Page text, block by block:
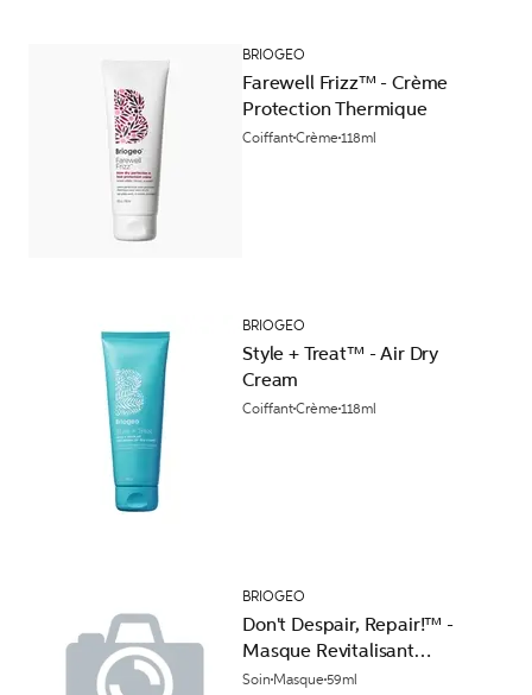
BRIOGEO
Farewell Frizz™ - Crème
Protection Thermique
CoiffantCrème118ml
BRIOGEO
Style + Treat™ - Air Dry
Cream
CoiffantCrème118ml
BRIOGEO
Don't Despair, Repair!™ -
Masque Revitalisant
Profond
Soin Masque59ml